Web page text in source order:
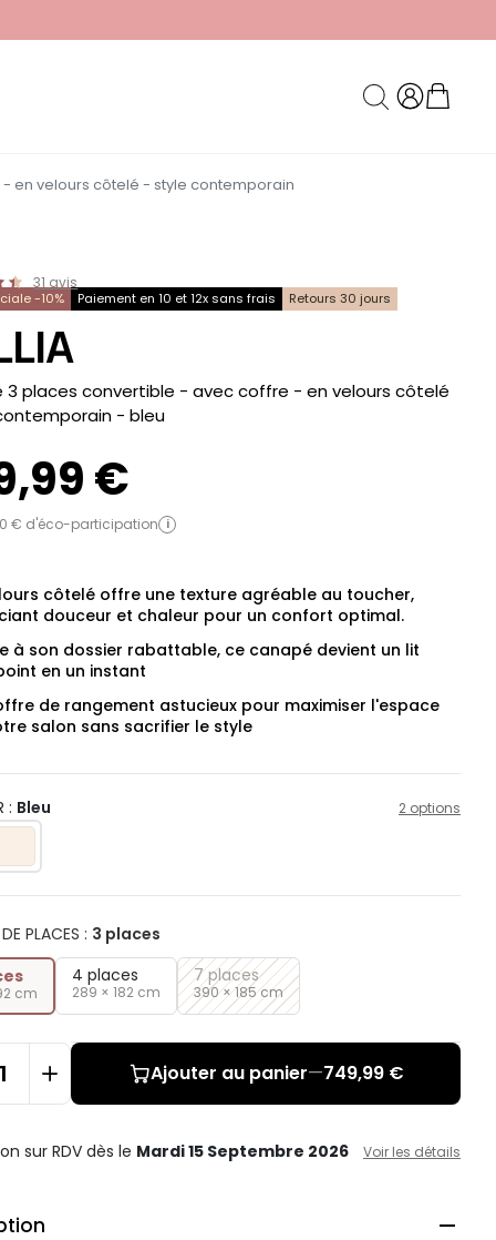
en velours côtelé - style contemporain
31 avis
-10% Paiement en 10 et 12x sans frais Retours 30 jours
3 places convertible - avec coffre - en velours côtelé
- bleu
€
€ d'éco-participation i
côtelé offre une texture agréable au toucher,
douceur et chaleur pour un confort optimal.
à son dossier rabattable, ce canapé devient un lit
en un instant
de rangement astucieux pour maximiser l'espace
salon sans sacrifier le style
: Bleu 2 options
PLACES : 3 places
cm
4 places
289 × 182 cm
7 places
390 × 185 cm
Ajouter au panier—749,99 €
sur RDVdès le Mardi 15 Septembre 2026 Voir les détails
